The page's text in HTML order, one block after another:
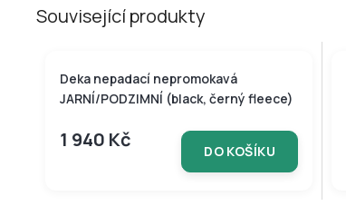
Související produkty
Tip
Deka nepadací nepromokavá
JARNÍ/PODZIMNÍ (black, černý fleece)
1 940 Kč DO KOŠÍKU